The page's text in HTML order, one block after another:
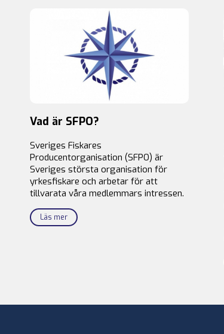
Vad är SFPO?
Sveriges Fiskares
Producentorganisation (SFPO) är
Sveriges största organisation för
yrkesfiskare och arbetar för att
tillvarata våra medlemmars intressen.
Läs mer